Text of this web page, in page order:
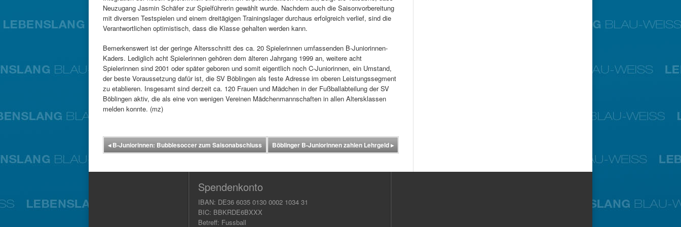
Neuzugang Jasmin Schäfer zur Spielführerin gewählt wurde. Nachdem auch die Saisonvorbereitung
mit diversen Testspielen und einem dreitägigen Trainingslager durchaus erfolgreich verlief, sind die
Verantwortlichen optimistisch, dass die Klasse gehalten werden kann.
Bemerkenswert ist der geringe Altersschnitt des ca. 20 Spielerinnen umfassenden B-Juniorinnen-
Kaders. Lediglich acht Spielerinnen gehören dem älteren Jahrgang 1999 an, weitere acht
Spielerinnen sind 2001 oder später geboren und somit eigentlich noch C-Juniorinnen, ein Umstand,
der beste Voraussetzung dafür ist, die SV Böblingen als feste Adresse im oberen Leistungssegment
zu etablieren. Insgesamt sind derzeit ca. 120 Frauen und Mädchen in der Fußballabteilung der SV
Böblingen aktiv, die als eine von wenigen Vereinen Mädchenmannschaften in allen Altersklassen
melden konnte. (mz)
◂B-Juniorinnen: Bubblesoccer zum Saisonabschluss Böblinger B-Juniorinnen zahlen Lehrgeld▸
Spendenkonto
IBAN: DE36 6035 0130 0002 1034 31
BIC: BBKRDE6BXXX
Betreff: Fussball